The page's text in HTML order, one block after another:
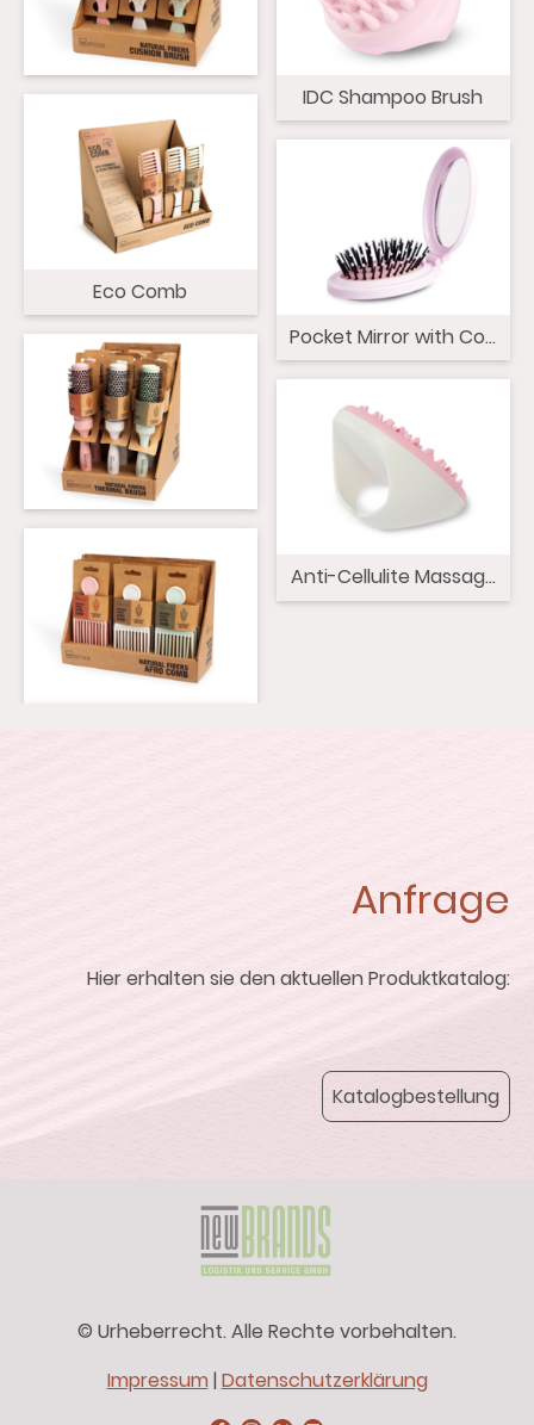
Eco Comb
IDC Shampoo Brush
Pocket Mirror with Comb
Anti-Cellulite
Anfrage
Hier erhalten sie den aktuellen Produktkatalog:
Katalogbestellung
© Urheberrecht. Alle Rechte vorbehalten.
Impressum| Datenschutzerklärung